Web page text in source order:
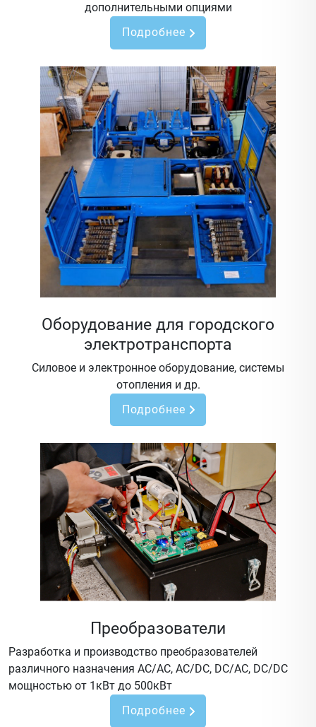
дополнительными опциями
Подробнее
Оборудование для городского
электротранспорта
Силовое и электронное оборудование, системы
отопления и др.
Подробнее
Преобразователи
Разработка и производство преобразователей
различного назначения AC/AC, AC/DC, DC/AC, DC/DC
мощностью от 1кВт до 500кВт
Подробнее